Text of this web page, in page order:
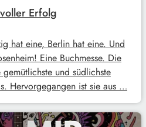
Erfolg
hat eine, Berlin hat eine. Und
Eine Buchmesse. Die
und südlichste
Hervorgegangen ist sie aus …